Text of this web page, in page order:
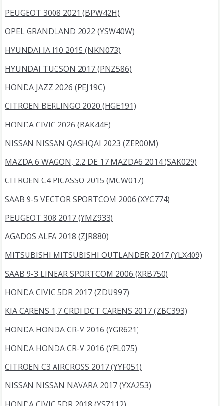
PEUGEOT 3008 2021 (BPW42H)
OPEL GRANDLAND 2022 (YSW40W)
HYUNDAI IA I10 2015 (NKN073)
HYUNDAI TUCSON 2017 (PNZ586)
HONDA JAZZ 2026 (PEJ19C)
CITROEN BERLINGO 2020 (HGE191)
HONDA CIVIC 2026 (BAK44E)
NISSAN NISSAN QASHQAI 2023 (ZER00M)
MAZDA 6 WAGON, 2.2 DE 17 MAZDA6 2014 (SAK029)
CITROEN C4 PICASSO 2015 (MCW017)
SAAB 9-5 VECTOR SPORTCOM 2006 (XYC774)
PEUGEOT 308 2017 (YMZ933)
AGADOS ALFA 2018 (ZJR880)
MITSUBISHI MITSUBISHI OUTLANDER 2017 (YLX409)
SAAB 9-3 LINEAR SPORTCOM 2006 (XRB750)
HONDA CIVIC 5DR 2017 (ZDU997)
KIA CARENS 1,7 CRDI DCT CARENS 2017 (ZBC393)
HONDA HONDA CR-V 2016 (YGR621)
HONDA HONDA CR-V 2016 (YFL075)
CITROEN C3 AIRCROSS 2017 (YYF051)
NISSAN NISSAN NAVARA 2017 (YXA253)